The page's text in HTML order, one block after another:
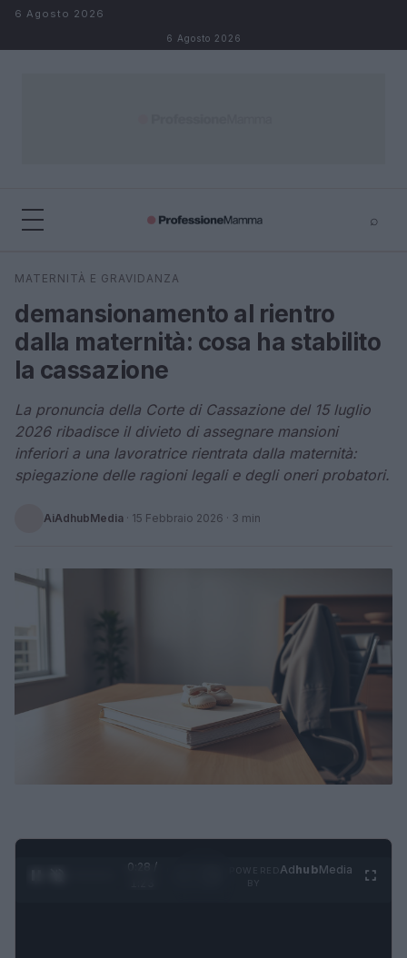
Salta al contenuto
6 Agosto 2026
6 Agosto 2026
⌕
Cerca
MATERNITÀ E GRAVIDANZA
demansionamento al rientro
dalla maternità: cosa ha stabilito
la cassazione
La pronuncia della Corte di Cassazione del 15 luglio
2026 ribadisce il divieto di assegnare mansioni
inferiori a una lavoratrice rientrata dalla maternità:
spiegazione delle ragioni legali e degli oneri probatori.
AiAdhubMedia · 15 Febbraio 2026 · 3 min
0:29 /
AdhubMedia